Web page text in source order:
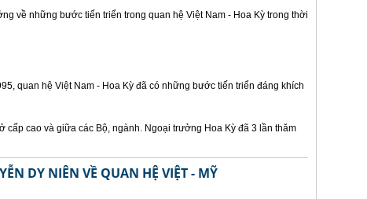
về những bước tiến triển trong quan hệ Việt Nam - Hoa Kỳ trong thời
quan hệ Việt Nam - Hoa Kỳ đã có những bước tiến triển đáng khích
cấp cao và giữa các Bộ, ngành. Ngoại trưởng Hoa Kỳ đã 3 lần thăm
DY NIÊN VỀ QUAN HỆ VIỆT - MỸ